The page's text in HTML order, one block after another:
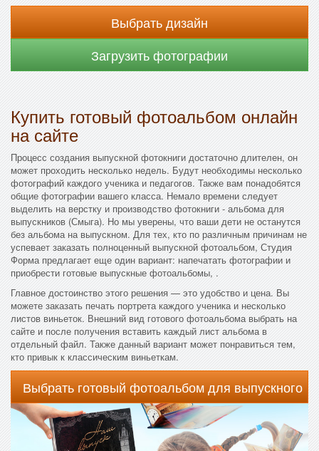
Выбрать дизайн
Загрузить фотографии
Купить готовый фотоальбом онлайн
на сайте
Процесс создания выпускной фотокниги достаточно длителен, он
может проходить несколько недель. Будут необходимы несколько
фотографий каждого ученика и педагогов. Также вам понадобятся
общие фотографии вашего класса. Немало времени следует
выделить на верстку и производство фотокниги - альбома для
выпускников (Смыга). Но мы уверены, что ваши дети не останутся
без альбома на выпускном. Для тех, кто по различным причинам не
успевает заказать полноценный выпускной фотоальбом, Студия
Форма предлагает еще один вариант: напечатать фотографии и
приобрести готовые выпускные фотоальбомы, .
Главное достоинство этого решения — это удобство и цена. Вы
можете заказать печать портрета каждого ученика и несколько
листов виньеток. Внешний вид готового фотоальбома выбрать на
сайте и после получения вставить каждый лист альбома в
отдельный файл. Также данный вариант может понравиться тем,
кто привык к классическим виньеткам.
Выбрать готовый фотоальбом для выпускного